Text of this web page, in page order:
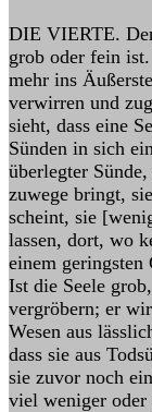
DIE VIERTE.
grob oder fein
mehr ins
verwirren und
sieht, dass eine
Sünden in sich
überlegter
zuwege bringt,
scheint, sie
lassen, dort, wo
einem geringsten
Ist die Seele
vergröbern; er
Wesen aus
dass sie aus
sie zuvor noch
viel weniger oder